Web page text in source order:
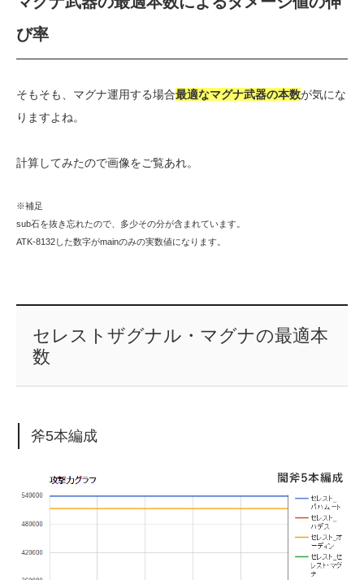
び率
そもそも、マグナ運用する場合最適なマグナ武器の本数が気にな
りますよね。
計算してみたので画像をご覧あれ。
※補足
sub石を抜き忘れたので、多少その分が含まれています。
ATK-8132した数字がmainのみの実数値になります。
セレストザグナル・マグナの最適本
数
斧5本編成